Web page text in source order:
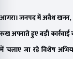
आगरा।जनपद में अवैध खनन,
रुख अपनाते हुए बड़ी कार्रवाई
में चलाए जा रहे विशेष